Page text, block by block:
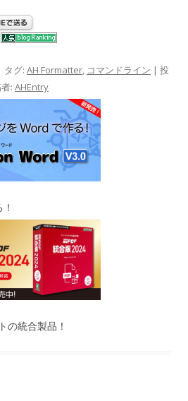
| タグ: AH Formatter, コマンドライン | 投
: AHEntry
の統合製品！